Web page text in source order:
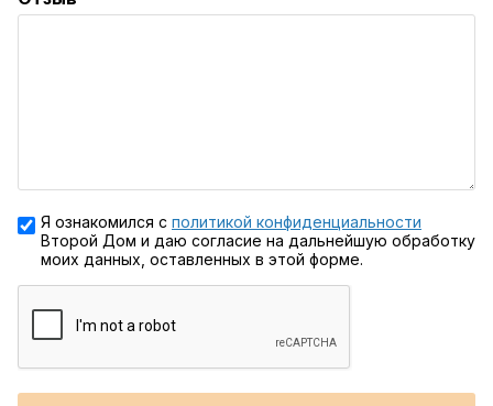
Я ознакомился с политикой конфиденциальности
Второй Дом и даю согласие на дальнейшую обработку
моих данных, оставленных в этой форме.